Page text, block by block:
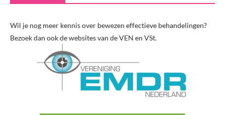
Wil je nog meer kennis over bewezen effectieve behandelingen?
Bezoek dan ook de websites van de VEN en VSt.